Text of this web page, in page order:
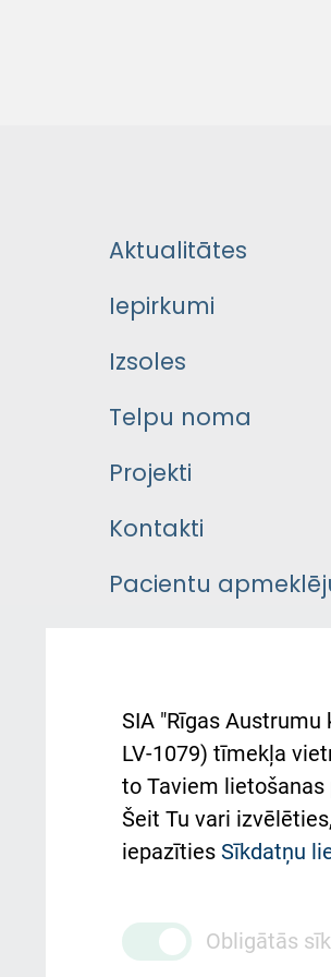
Aktualitātes
Iepirkumi
Izsoles
Telpu noma
Projekti
Kontakti
Pacientu
Pacienta
atsauksmju/
iesniegšanas
Kā pie mums
ceļvedis
SIA "Rīgas
LV-1079) tīmekļa
to Taviem
Šeit Tu vari
iepazīties Sīkdatņu
Obligātās